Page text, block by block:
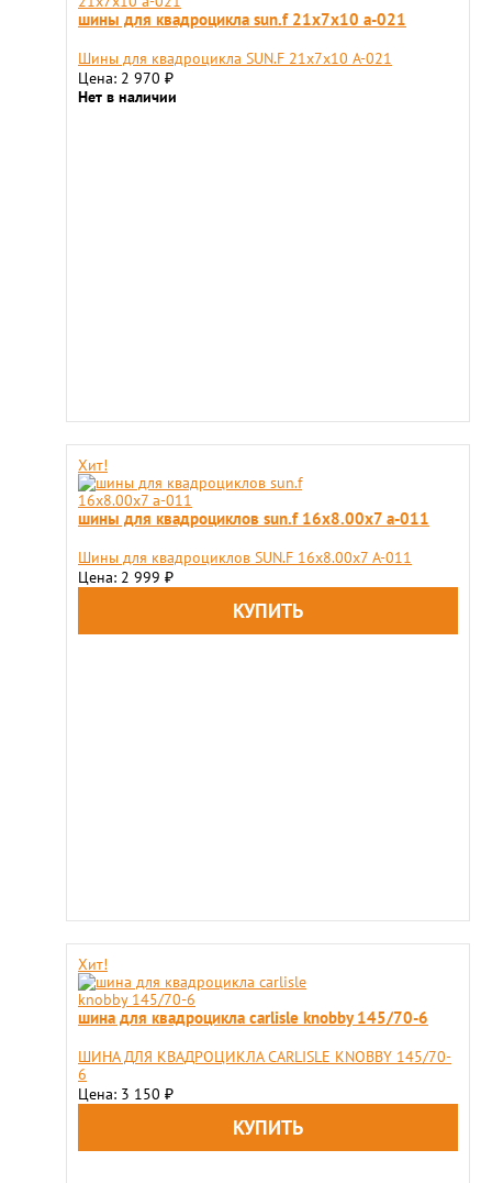
шины для квадроцикла sun.f 21х7х10 а-021
Шины для квадроцикла SUN.F 21х7х10 А-021
Цена: 2 970 ₽
Нет в наличии
Хит!
шины для квадроциклов sun.f 16х8.00х7 a-011
Шины для квадроциклов SUN.F 16х8.00х7 A-011
Цена: 2 999 ₽
Хит!
шина для квадроцикла carlisle knobby 145/70-6
ШИНА ДЛЯ КВАДРОЦИКЛА CARLISLE KNOBBY 145/70-
6
Цена: 3 150 ₽